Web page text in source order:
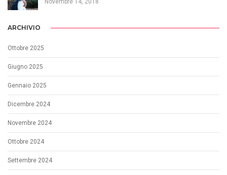
ARCHIVIO
Ottobre 2025
Giugno 2025
Gennaio 2025
Dicembre 2024
Novembre 2024
Ottobre 2024
Settembre 2024